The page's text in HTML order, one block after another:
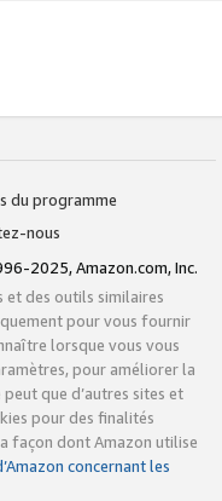
du programme
nous
2025, Amazon.com, Inc.
et des outils similaires
pour vous fournir
lorsque vous vous
pour améliorer la
que d’autres sites et
pour des finalités
façon dont Amazon utilise
concernant les